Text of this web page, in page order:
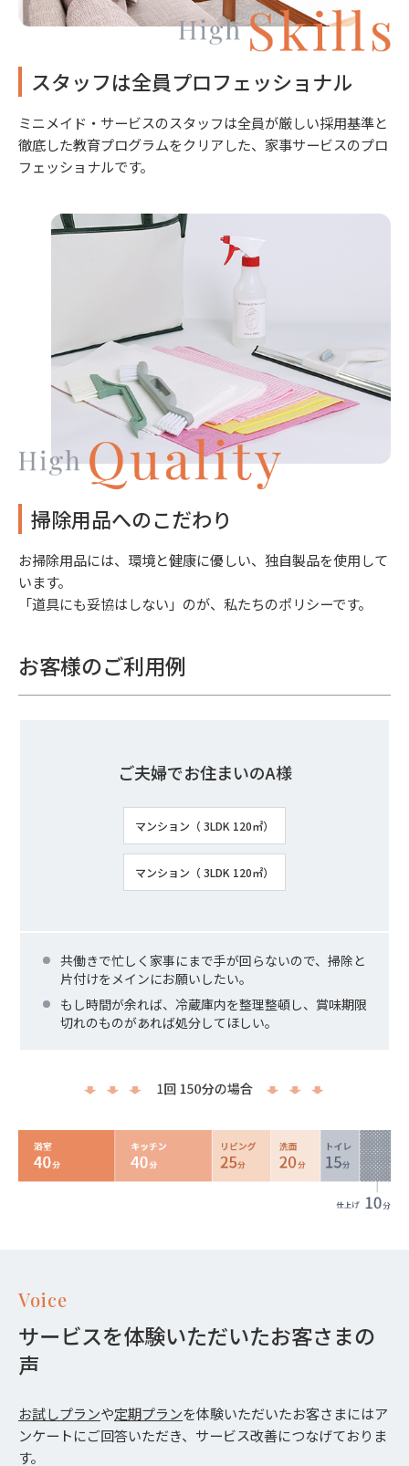
スタッフは全員プロフェッショナル
ミニメイド・サービスのスタッフは全員が厳しい採用基準と
徹底した教育プログラムをクリアした、家事サービスのプロ
フェッショナルです。
掃除用品へのこだわり
お掃除用品には、環境と健康に優しい、独自製品を使用して
います。
「道具にも妥協はしない」のが、私たちのポリシーです。
お客様のご利用例
ご夫婦でお住まいのA様
マンション（ 3LDK 120㎡）
マンション（ 3LDK 120㎡）
共働きで忙しく家事にまで手が回らないので、掃除と
片付けをメインにお願いしたい。
もし時間が余れば、冷蔵庫内を整理整頓し、賞味期限
切れのものがあれば処分してほしい。
Voice
サービスを体験いただいたお客さまの
声
お試しプランや定期プランを体験いただいたお客さまにはア
ンケートにご回答いただき、サービス改善につなげておりま
す。